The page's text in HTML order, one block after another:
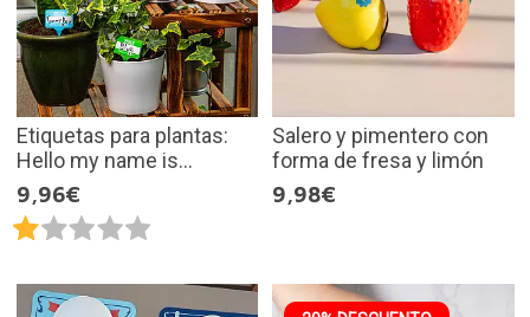
Etiquetas para plantas:
Hello my name is...
9,96€
Salero y pimentero con
forma de fresa y limón
9,98€